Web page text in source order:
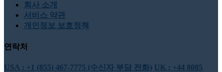
회사 소개
서비스 약관
개인정보 보호정책
연락처
USA : +1 (855) 467-7775 (수신자 부담 전화) UK : +44 8085